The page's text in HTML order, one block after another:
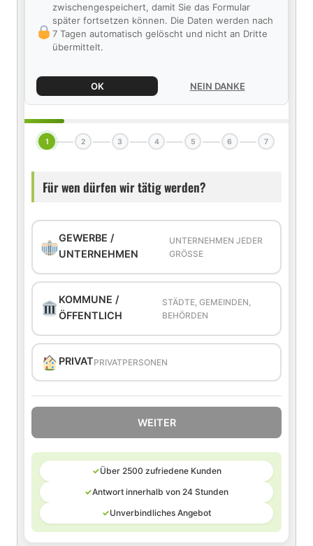
zwischengespeichert, damit Sie das Formular
später fortsetzen können. Die Daten werden nach
7 Tagen automatisch gelöscht und nicht an Dritte
übermittelt.
OK NEIN DANKE
1 2 3 4 5 6 7
Für wen dürfen wir tätig werden?
GEWERBE /
UNTERNEHMEN
UNTERNEHMEN JEDER
GRÖSSE
KOMMUNE /
ÖFFENTLICH
STÄDTE, GEMEINDEN,
BEHÖRDEN
PRIVATPRIVATPERSONEN
WEITER
✓Über 2500 zufriedene Kunden
✓Antwort innerhalb von 24 Stunden
✓Unverbindliches Angebot